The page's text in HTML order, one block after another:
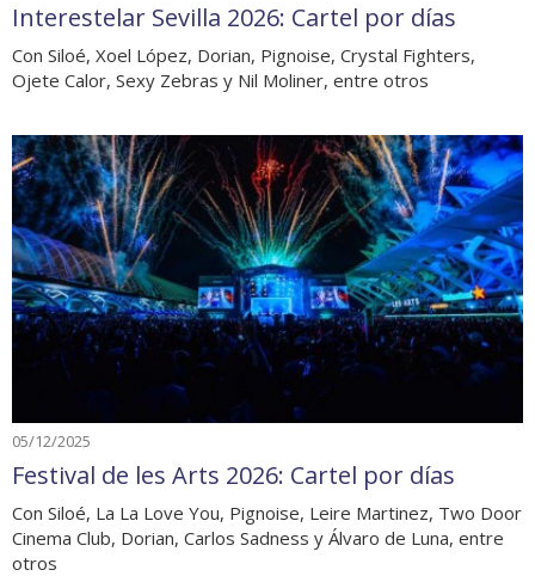
Interestelar Sevilla 2026: Cartel por días
Con Siloé, Xoel López, Dorian, Pignoise, Crystal Fighters,
Ojete Calor, Sexy Zebras y Nil Moliner, entre otros
05/12/2025
Festival de les Arts 2026: Cartel por días
Con Siloé, La La Love You, Pignoise, Leire Martinez, Two Door
Cinema Club, Dorian, Carlos Sadness y Álvaro de Luna, entre
otros